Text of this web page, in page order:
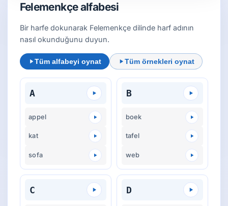
Felemenkçe alfabesi
Bir harfe dokunarak Felemenkçe dilinde harf adının
nasıl okunduğunu duyun.
Tüm alfabeyi oynat Tüm örnekleri oynat
A
appel
kat
sofa
B
boek
tafel
web
C D